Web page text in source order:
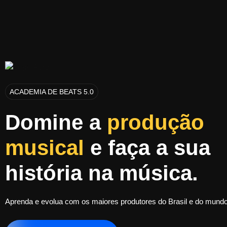
ACADEMIA DE BEATS 5.0
Domine a produção
musical e faça a sua
história na música.
Aprenda e evolua com os maiores produtores do Brasil e do